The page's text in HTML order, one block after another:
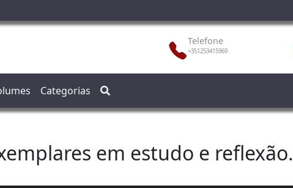
Telefone
+351253415969
Categorias
em estudo e reflexão.